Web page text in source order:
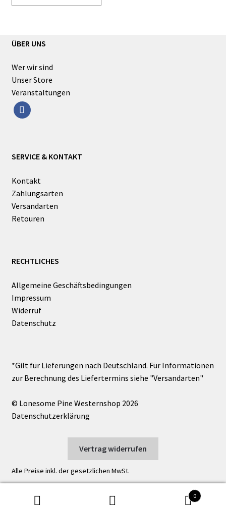
ÜBER UNS
Wer wir sind
Unser Store
Veranstaltungen
facebook
SERVICE & KONTAKT
Kontakt
Zahlungsarten
Versandarten
Retouren
RECHTLICHES
Allgemeine Geschäftsbedingungen
Impressum
Widerruf
Datenschutz
© Lonesome Pine Westernshop 2026
Datenschutzerklärung
Vertrag widerrufen
Alle Preise inkl. der gesetzlichen MwSt.
0